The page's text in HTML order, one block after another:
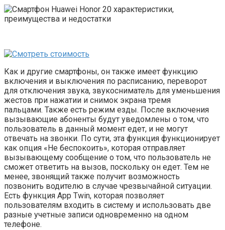
Как и другие смартфоны, он также имеет функцию
включения и выключения по расписанию, переворот
для отключения звука, звукосниматель для уменьшения
жестов при нажатии и снимок экрана тремя
пальцами. Также есть режим езды. После включения
вызывающие абоненты будут уведомлены о том, что
пользователь в данный момент едет, и не могут
отвечать на звонки. По сути, эта функция функционирует
как опция «Не беспокоить», которая отправляет
вызывающему сообщение о том, что пользователь не
сможет ответить на вызов, поскольку он едет. Тем не
менее, звонящий также получит возможность
позвонить водителю в случае чрезвычайной ситуации.
Есть функция App Twin, которая позволяет
пользователям входить в систему и использовать две
разные учетные записи одновременно на одном
телефоне.